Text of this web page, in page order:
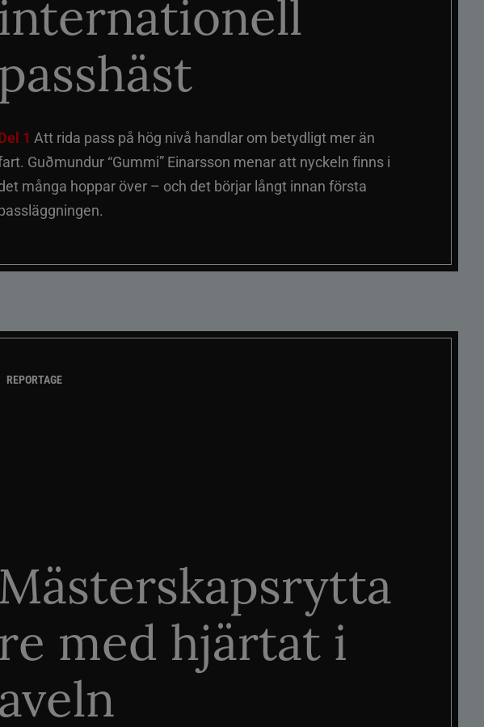
internationell
1 Att rida pass på hög nivå handlar om betydligt mer än
Guðmundur “Gummi” Einarsson menar att nyckeln finns i
många hoppar över – och det börjar långt innan första
REPORTAGE
Mästerskapsrytta
re med hjärtat i
aveln